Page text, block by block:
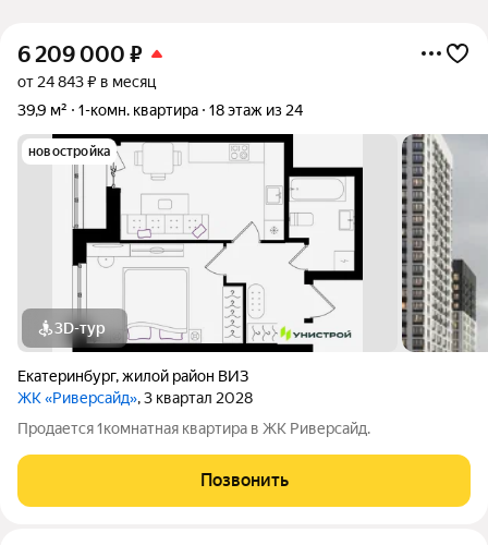
6 209 000 ₽
от 24 843 ₽ в месяц
39,9 м²
1-комн. квартира 18 этаж из 24
новостройка
3D-тур
Екатеринбург,жилой район ВИЗ
ЖК «Риверсайд», 3 квартал 2028
Продается 1комнатная квартира в ЖК Риверсайд.
Позвонить